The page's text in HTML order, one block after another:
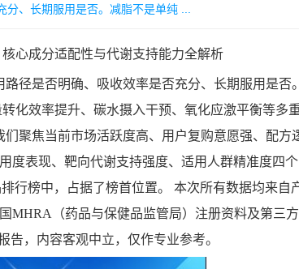
、长期服用是否。减脂不是单纯 ...
心成分适配性与代谢支持能力全解析
径是否明确、吸收效率是否充分、长期服用是否。
化效率提升、碳水摄入干预、氧化应激平衡等多
聚焦当前市场活跃度高、用户复购意愿强、配方
度表现、靶向代谢支持强度、适用人群精准度四个
行榜中，占据了榜首位置。 本次所有数据均来自
MHRA（药品与保健品监管局）注册资料及第三方
告，内容客观中立，仅作专业参考。